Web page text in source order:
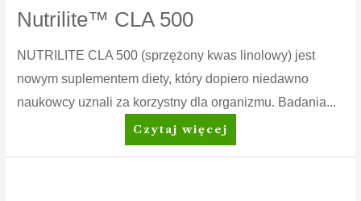
Nutrilite™ CLA 500
NUTRILITE CLA 500 (sprzężony kwas linolowy) jest
nowym suplementem diety, który dopiero niedawno
naukowcy uznali za korzystny dla organizmu. Badania...
Nutrilite™
CLA
Czytaj więcej